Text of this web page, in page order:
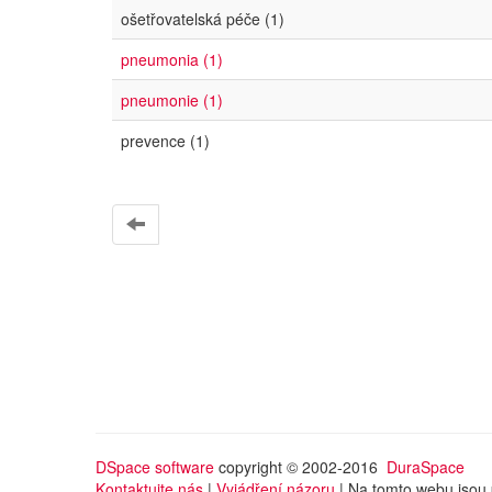
ošetřovatelská péče (1)
pneumonia (1)
pneumonie (1)
prevence (1)
DSpace software copyright © 2002-2016 DuraSpace